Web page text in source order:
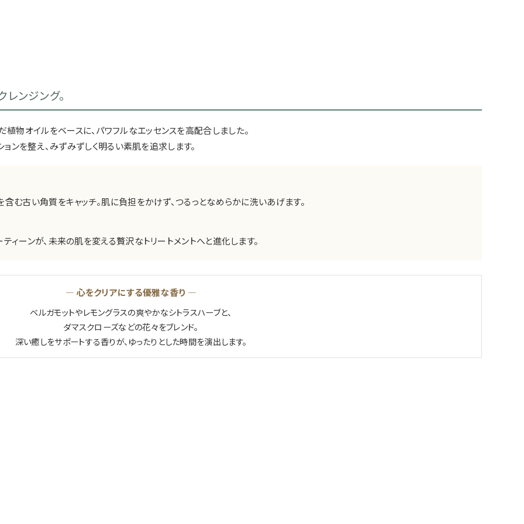
ンジング。
植物オイルをベースに、パワフルなエッセンスを高配合しました。
ンを整え、みずみずしく明るい素肌を追求します。
む古い角質をキャッチ。肌に負担をかけず、つるっとなめらかに洗いあげます。
ィーンが、未来の肌を変える贅沢なトリートメントへと進化します。
― 心をクリアにする優雅な香り ―
ベルガモットやレモングラスの爽やかなシトラスハーブと、
ダマスクローズなどの花々をブレンド。
深い癒しをサポートする香りが、ゆったりとした時間を演出します。